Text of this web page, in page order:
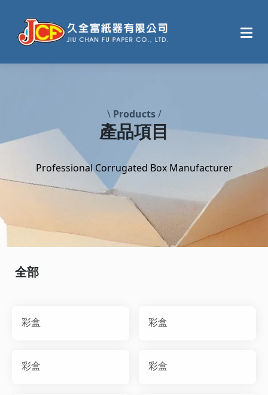
\ Products/
產品項目
Professional Corrugated Box Manufacturer
彩盒 彩盒
彩盒 彩盒
全部